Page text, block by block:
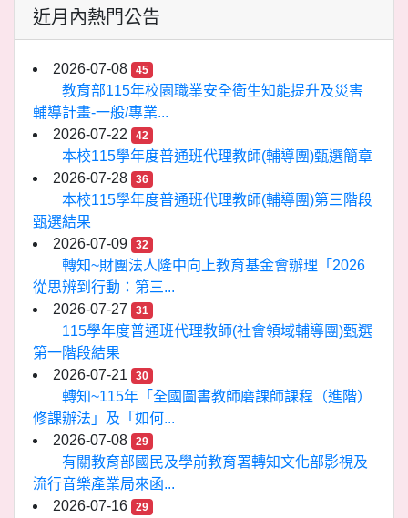
近月內熱門公告
2026-07-08 45
教育部115年校園職業安全衛生知能提升及災害
輔導計畫-一般/專業...
2026-07-22
42
本校115學年度普通班代理教師(輔導團)甄選簡章
2026-07-28
36
本校115學年度普通班代理教師(輔導團)第三階段
甄選結果
2026-07-09
32
轉知~財團法人隆中向上教育基金會辦理「2026
從思辨到行動：第三...
2026-07-27
31
115學年度普通班代理教師(社會領域輔導團)甄選
第一階段結果
2026-07-21
30
轉知~115年「全國圖書教師磨課師課程（進階）
修課辦法」及「如何...
2026-07-08
29
有關教育部國民及學前教育署轉知文化部影視及
流行音樂產業局來函...
2026-07-16
29